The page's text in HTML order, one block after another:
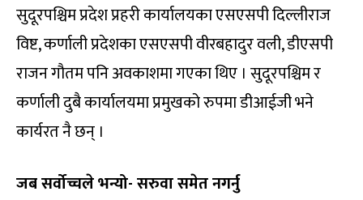
सुदूरपश्चिम प्रदेश प्रहरी कार्यालयका एसएसपी दिल्लीराज
विष्ट, कर्णाली प्रदेशका एसएसपी वीरबहादुर वली, डीएसपी
राजन गौतम पनि अवकाशमा गएका थिए । सुदूरपश्चिम र
कर्णाली दुबै कार्यालयमा प्रमुखको रुपमा डीआईजी भने
कार्यरत नै छन् ।
जब सर्वोच्चले भन्यो- सरुवा समेत नगर्नु